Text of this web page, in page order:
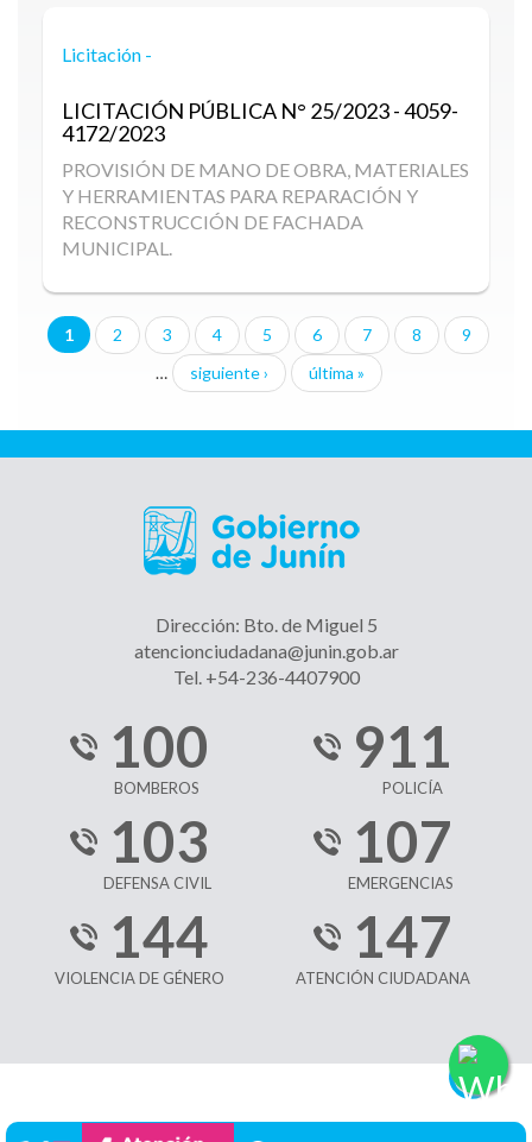
Licitación -
LICITACIÓN PÚBLICAN° 25/2023 - 4059-
4172/2023
PROVISIÓN DE MANO DE OBRA, MATERIALES
Y HERRAMIENTAS PARA REPARACIÓN Y
RECONSTRUCCIÓN DE FACHADA
MUNICIPAL.
Páginas
1 2 3 4 5 6 7 8
9
…
siguiente › última »
Dirección: Bto. de Miguel 5
atencionciudadana@junin.gob.ar
Tel. +54-236-4407900
100
BOMBEROS
911
POLICÍA
103
DEFENSA CIVIL
107
EMERGENCIAS
144
VIOLENCIA DE GÉNERO
147
ATENCIÓN CIUDADANA